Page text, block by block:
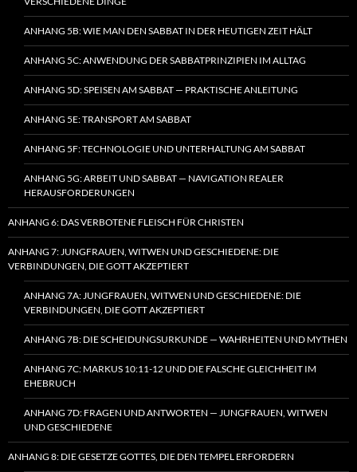
ANHANG 5B: WIE MAN DEN SABBAT IN DER HEUTIGEN ZEIT HÄLT
ANHANG 5C: ANWENDUNG DER SABBATPRINZIPIEN IM ALLTAG
ANHANG 5D: SPEISEN AM SABBAT — PRAKTISCHE ANLEITUNG
ANHANG 5E: TRANSPORT AM SABBAT
ANHANG 5F: TECHNOLOGIE UND UNTERHALTUNG AM SABBAT
ANHANG 5G: ARBEIT UND SABBAT — NAVIGATION REALER
HERAUSFORDERUNGEN
ANHANG 6: DAS VERBOTENE FLEISCH FÜR CHRISTEN
ANHANG 7: JUNGFRAUEN, WITWEN UND GESCHIEDENE: DIE
VERBINDUNGEN, DIE GOTT AKZEPTIERT
ANHANG 7A: JUNGFRAUEN, WITWEN UND GESCHIEDENE: DIE
VERBINDUNGEN, DIE GOTT AKZEPTIERT
ANHANG 7B: DIE SCHEIDUNGSURKUNDE — WAHRHEITEN UND MYTHEN
ANHANG 7C: MARKUS 10:11-12 UND DIE FALSCHE GLEICHHEIT IM
EHEBRUCH
ANHANG 7D: FRAGEN UND ANTWORTEN — JUNGFRAUEN, WITWEN
UND GESCHIEDENE
ANHANG 8: DIE GESETZE GOTTES, DIE DEN TEMPEL ERFORDERN